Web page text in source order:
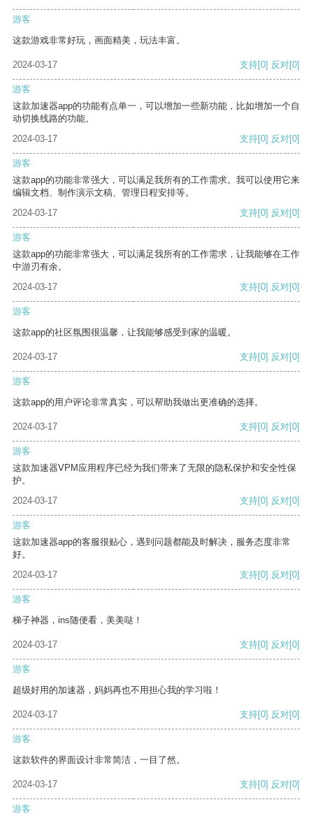
游客
这款游戏非常好玩，画面精美，玩法丰富。
2024-03-17 支持[0] 反对[0]
游客
这款加速器app的功能有点单一，可以增加一些新功能，比如增加一个自
动切换线路的功能。
2024-03-17
支持[0] 反对[0]
游客
这款app的功能非常强大，可以满足我所有的工作需求。我可以使用它来
编辑文档、制作演示文稿、管理日程安排等。
2024-03-17
支持[0] 反对[0]
游客
这款app的功能非常强大，可以满足我所有的工作需求，让我能够在工作
中游刃有余。
2024-03-17
支持[0] 反对[0]
游客
这款app的社区氛围很温馨，让我能够感受到家的温暖。
2024-03-17 支持[0] 反对[0]
游客
这款app的用户评论非常真实，可以帮助我做出更准确的选择。
2024-03-17 支持[0] 反对[0]
游客
这款加速器VPM应用程序已经为我们带来了无限的隐私保护和安全性保
护。
2024-03-17
支持[0] 反对[0]
游客
这款加速器app的客服很贴心，遇到问题都能及时解决，服务态度非常
好。
2024-03-17
支持[0] 反对[0]
游客
梯子神器，ins随便看，美美哒！
2024-03-17 支持[0] 反对[0]
游客
超级好用的加速器，妈妈再也不用担心我的学习啦！
2024-03-17 支持[0] 反对[0]
游客
这款软件的界面设计非常简洁，一目了然。
2024-03-17 支持[0] 反对[0]
游客